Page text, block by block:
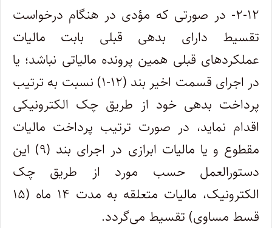
۲-۱۲- در صورتی که مؤدی در هنگام درخواست
تقسیط دارای بدهی قبلی بابت مالیات
عملکرد‌های قبلی همین پرونده مالیاتی نباشد؛ یا
در اجرای قسمت اخیر بند (۱۲-۱) نسبت به ترتیب
پرداخت بدهی خود از طریق چک الکترونیکی
اقدام نماید، در صورت ترتیب پرداخت مالیات
مقطوع و یا مالیات ابرازی در اجرای بند (۹) این
دستورالعمل حسب مورد از طریق چک
الکترونیک، مالیات متعلقه به مدت ۱۴ ماه (۱۵
قسط مساوی) تقسیط می‌گردد.